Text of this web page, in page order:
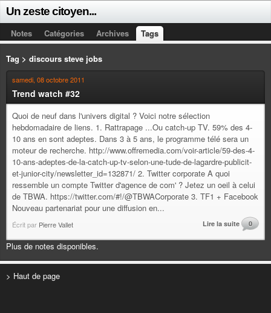
Un zeste citoyen...
Notes Catégories Archives Tags
Tag > discours steve jobs
samedi, 08 octobre 2011
Trend watch #32
Quoi de neuf dans l'univers digital ? Voici notre sélection
hebdomadaire de liens. 1. Rattrapage ...Ou catch-up TV. 59% des 4-
10 ans en sont adeptes. Dans 3 à 5 ans, le programme télé sera un
moteur de recherche. http://www.offremedia.com/voir-article/59-des-4-
10-ans-adeptes-de-la-catch-up-tv-selon-une-tude-de-lagardre-publicit-
et-junior-city/newsletter_id=132871/ 2. Twitter corporate A quoi
ressemble un compte Twitter d'agence de com' ? Jetez un oeil à celui
de TBWA. https://twitter.com/#!/@TBWACorporate 3. TF1 + Facebook
Nouveau partenariat pour une diffusion en...
Écrit par Pierre Vallet Lire la suite 0
Plus de notes disponibles.
> Haut de page